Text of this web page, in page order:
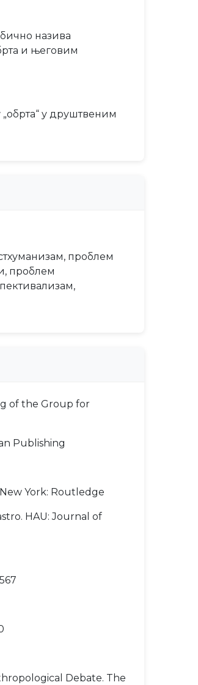
назива
и његовим
у друштвеним
проблем
проблем
of the Group for
Publishing
York: Routledge
HAU: Journal of
Debate. The